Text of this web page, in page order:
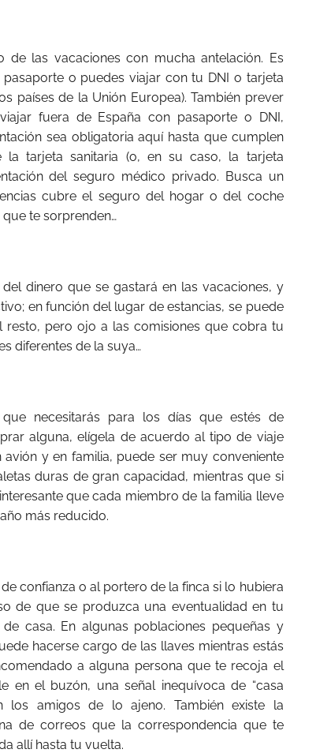
de las vacaciones con mucha antelación. Es
o puedes viajar con tu DNI o tarjeta
países de la Unión Europea). También prever
fuera de España con pasaporte o DNI,
sea obligatoria aquí hasta que cumplen
la tarjeta sanitaria (o, en su caso, la tarjeta
del seguro médico privado. Busca un
cubre el seguro del hogar o del coche
te sorprenden…
dinero que se gastará en las vacaciones, y
en función del lugar de estancias, se puede
resto, pero ojo a las comisiones que cobra tu
diferentes de la suya…
necesitarás para los días que estés de
alguna, elígela de acuerdo al tipo de viaje
avión y en familia, puede ser muy conveniente
duras de gran capacidad, mientras que si
que cada miembro de la familia lleve
más reducido.
confianza o al portero de la finca si lo hubiera
de que se produzca una eventualidad en tu
casa. En algunas poblaciones pequeñas y
hacerse cargo de las llaves mientras estás
a alguna persona que te recoja el
en el buzón, una señal inequívoca de “casa
los amigos de lo ajeno. También existe la
de correos que la correspondencia que te
allí hasta tu vuelta.